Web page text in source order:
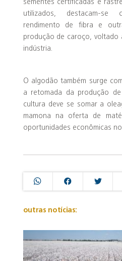
sementes certificadas e
utilizados, destacam-se
rendimento de fibra e
produção de caroço, voltado
indústria.
O algodão também surge
a retomada da produção
cultura deve se somar a
mamona na oferta de
oportunidades econômicas
outras notícias: